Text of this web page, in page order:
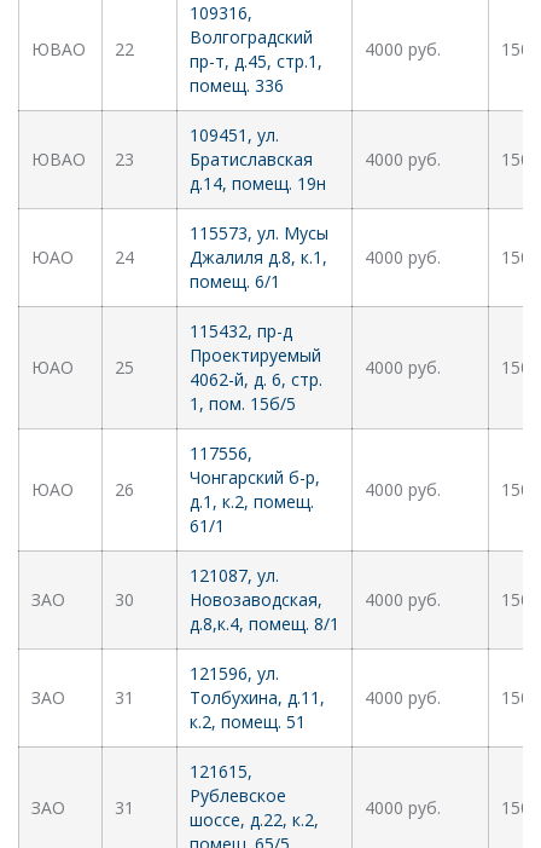
ЮВАО 22
109316,
Волгоградский
пр-т, д.45, стр.1,
помещ. 336
4000 руб.
ЮВАО 23
109451, ул.
Братиславская
д.14, помещ. 19н
4000 руб.
ЮАО 24
115573, ул. Мусы
Джалиля д.8, к.1,
помещ. 6/1
4000 руб.
ЮАО 25
115432, пр-д
Проектируемый
4062-й, д. 6, стр.
1, пом. 15б/5
4000 руб.
ЮАО 26
117556,
Чонгарский б-р,
д.1, к.2, помещ.
61/1
4000 руб.
ЗАО 30
121087, ул.
Новозаводская,
д.8,к.4, помещ. 8/1
4000 руб.
ЗАО 31
121596, ул.
Толбухина, д.11,
к.2, помещ. 51
4000 руб.
ЗАО 31
121615,
Рублевское
шоссе, д.22, к.2,
4000 руб.